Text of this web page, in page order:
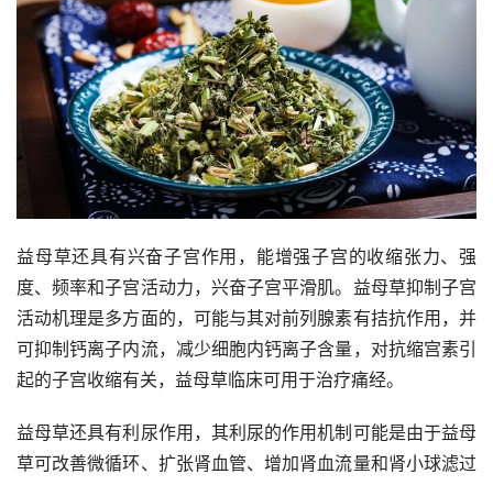
益母草还具有兴奋子宫作用，能增强子宫的收缩张力、强
度、频率和子宫活动力，兴奋子宫平滑肌。益母草抑制子宫
活动机理是多方面的，可能与其对前列腺素有拮抗作用，并
可抑制钙离子内流，减少细胞内钙离子含量，对抗缩宫素引
起的子宫收缩有关，益母草临床可用于治疗痛经。
益母草还具有利尿作用，其利尿的作用机制可能是由于益母
草可改善微循环、扩张肾血管、增加肾血流量和肾小球滤过